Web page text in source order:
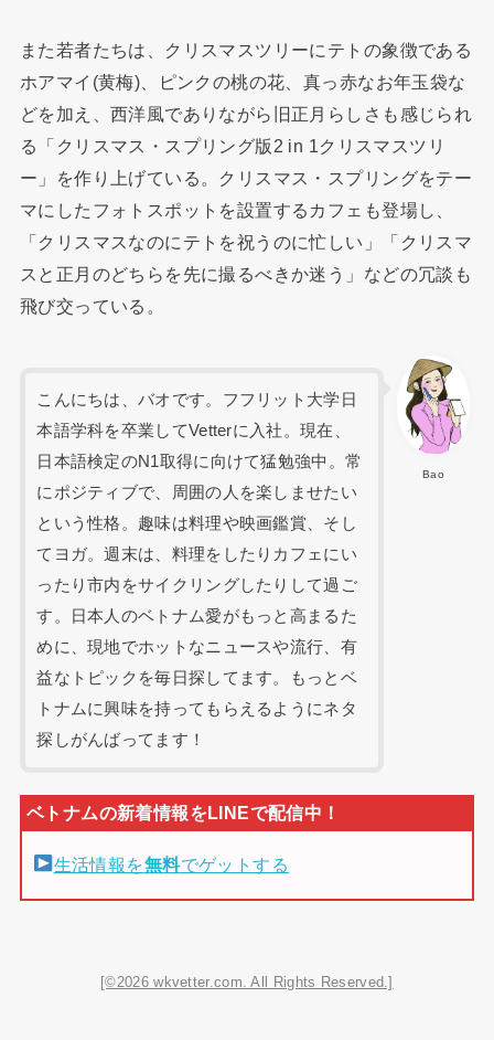
また若者たちは、クリスマスツリーにテトの象徴である
ホアマイ(黄梅)、ピンクの桃の花、真っ赤なお年玉袋な
どを加え、西洋風でありながら旧正月らしさも感じられ
る「クリスマス・スプリング版2 in 1クリスマスツリ
ー」を作り上げている。クリスマス・スプリングをテー
マにしたフォトスポットを設置するカフェも登場し、
「クリスマスなのにテトを祝うのに忙しい」「クリスマ
スと正月のどちらを先に撮るべきか迷う」などの冗談も
飛び交っている。
Bao
こんにちは、バオです。フフリット大学日
本語学科を卒業してVetterに入社。現在、
日本語検定のN1取得に向けて猛勉強中。常
にポジティブで、周囲の人を楽しませたい
という性格。趣味は料理や映画鑑賞、そし
てヨガ。週末は、料理をしたりカフェにい
ったり市内をサイクリングしたりして過ご
す。日本人のベトナム愛がもっと高まるた
めに、現地でホットなニュースや流行、有
益なトピックを毎日探してます。もっとベ
トナムに興味を持ってもらえるようにネタ
探しがんばってます！
生活情報を無料でゲットする
[©2026 wkvetter.com. All Rights Reserved.]